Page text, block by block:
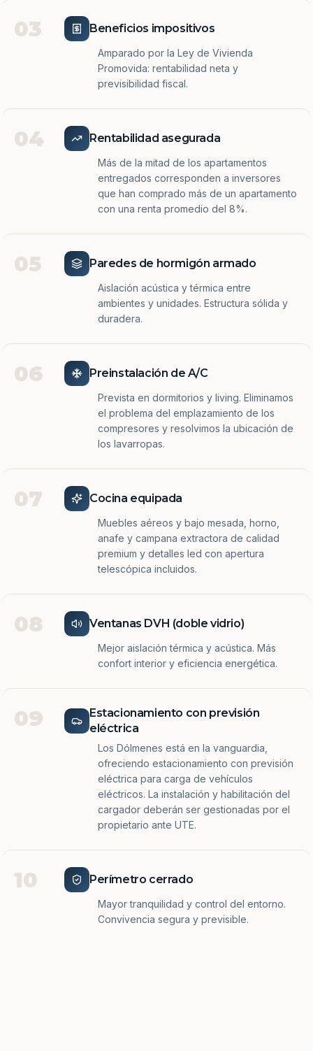
03 Beneficios impositivos
Amparado por la Ley de Vivienda
Promovida: rentabilidad neta y
previsibilidad fiscal.
04 Rentabilidad asegurada
Más de la mitad de los apartamentos
entregados corresponden a inversores
que han comprado más de un apartamento
con una renta promedio del 8%.
05 Paredes de hormigón armado
Aislación acústica y térmica entre
ambientes y unidades. Estructura sólida y
duradera.
06 Preinstalación de A/C
Prevista en dormitorios y living. Eliminamos
el problema del emplazamiento de los
compresores y resolvimos la ubicación de
los lavarropas.
07 Cocina equipada
Muebles aéreos y bajo mesada, horno,
anafe y campana extractora de calidad
premium y detalles led con apertura
telescópica incluidos.
08 Ventanas DVH (doble vidrio)
Mejor aislación térmica y acústica. Más
confort interior y eficiencia energética.
09
Estacionamiento con previsión
eléctrica
Los Dólmenes está en la vanguardia,
ofreciendo estacionamiento con previsión
eléctrica para carga de vehículos
eléctricos. La instalación y habilitación del
cargador deberán ser gestionadas por el
propietario ante UTE.
10 Perímetro cerrado
Mayor tranquilidad y control del entorno.
Convivencia segura y previsible.